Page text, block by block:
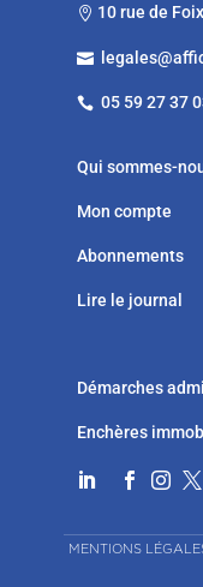
 10 rue de

 05 59 27 37
Qui sommes-
Mon compte
Abonnements
Lire le journal
Démarches
Enchères
   
MENTIONS